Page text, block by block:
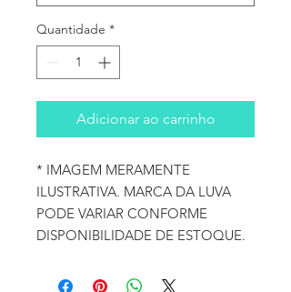
Quantidade *
Adicionar ao carrinho
* IMAGEM MERAMENTE
ILUSTRATIVA. MARCA DA LUVA
PODE VARIAR CONFORME
DISPONIBILIDADE DE ESTOQUE.